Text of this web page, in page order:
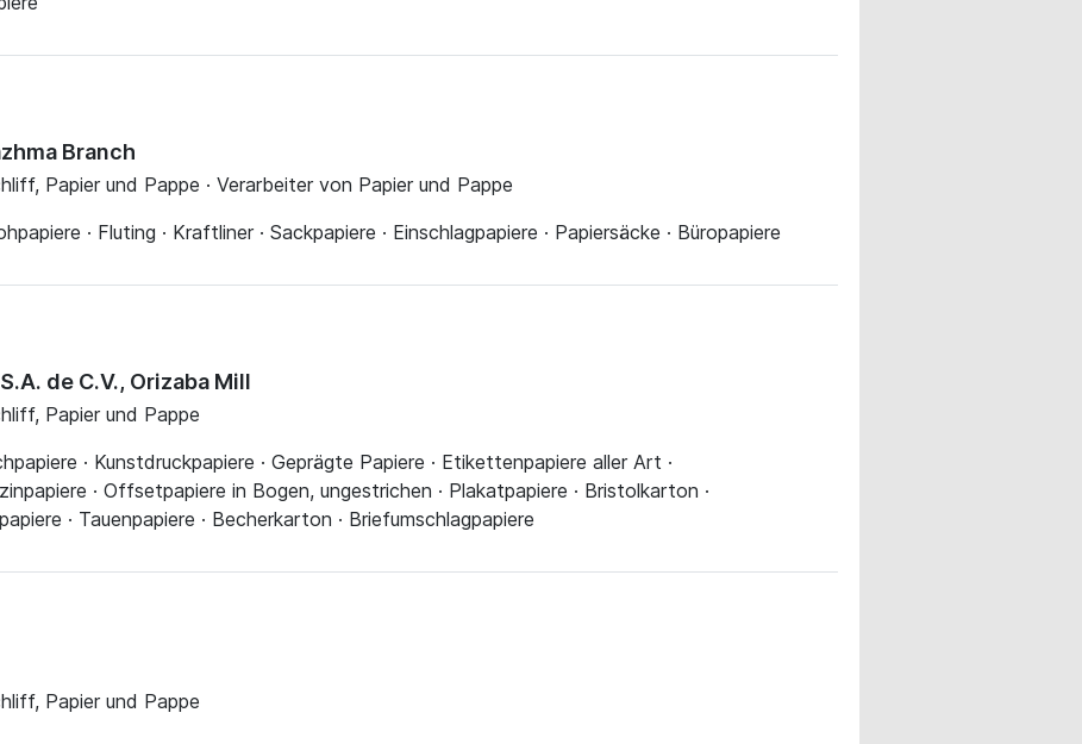
Branch
Papier und Pappe · Verarbeiter von Papier und Pappe
· Fluting · Kraftliner · Sackpapiere · Einschlagpapiere · Papiersäcke · Büropapiere
de C.V., Orizaba Mill
Papier und Pappe
· Kunstdruckpapiere · Geprägte Papiere · Etikettenpapiere aller Art ·
· Offsetpapiere in Bogen, ungestrichen · Plakatpapiere · Bristolkarton ·
· Tauenpapiere · Becherkarton · Briefumschlagpapiere
Papier und Pappe